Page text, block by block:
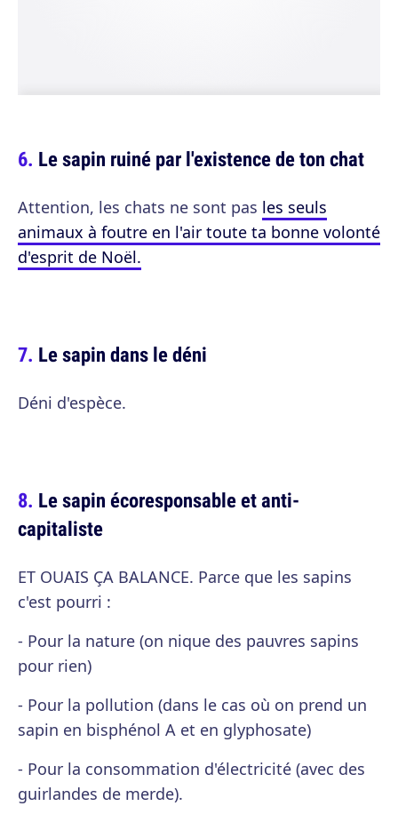
Le sapin ruiné par l'existence de ton chat
Attention, les chats ne sont pas les seuls
animaux à foutre en l'air toute ta bonne volonté
d'esprit de Noël.
Le sapin dans le déni
Déni d'espèce.
Le sapin écoresponsable et anti-
capitaliste
ET OUAIS ÇA BALANCE. Parce que les sapins
c'est pourri :
- Pour la nature (on nique des pauvres sapins
pour rien)
- Pour la pollution (dans le cas où on prend un
sapin en bisphénol A et en glyphosate)
- Pour la consommation d'électricité (avec des
guirlandes de merde).